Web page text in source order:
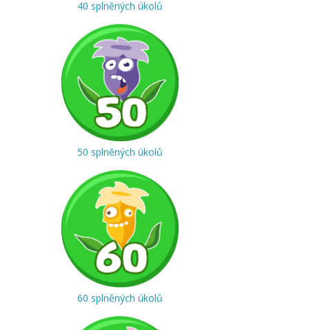
40 splněných úkolů
50 splněných úkolů
60 splněných úkolů